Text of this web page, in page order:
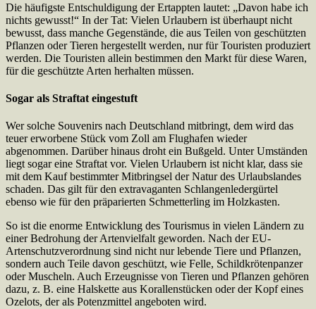
Die häufigste Entschuldigung der Ertappten lautet: „Davon habe ich
nichts gewusst!“ In der Tat: Vielen Urlaubern ist überhaupt nicht
bewusst, dass manche Gegenstände, die aus Teilen von geschützten
Pflanzen oder Tieren hergestellt werden, nur für Touristen produziert
werden. Die Touristen allein bestimmen den Markt für diese Waren,
für die geschützte Arten herhalten müssen.
Sogar als Straftat eingestuft
Wer solche Souvenirs nach Deutschland mitbringt, dem wird das
teuer erworbene Stück vom Zoll am Flughafen wieder
abgenommen. Darüber hinaus droht ein Bußgeld. Unter Umständen
liegt sogar eine Straftat vor. Vielen Urlaubern ist nicht klar, dass sie
mit dem Kauf bestimmter Mitbringsel der Natur des Urlaubslandes
schaden. Das gilt für den extravaganten Schlangenledergürtel
ebenso wie für den präparierten Schmetterling im Holzkasten.
So ist die enorme Entwicklung des Tourismus in vielen Ländern zu
einer Bedrohung der Artenvielfalt geworden. Nach der EU-
Artenschutzverordnung sind nicht nur lebende Tiere und Pflanzen,
sondern auch Teile davon geschützt, wie Felle, Schildkrötenpanzer
oder Muscheln. Auch Erzeugnisse von Tieren und Pflanzen gehören
dazu, z. B. eine Halskette aus Korallenstücken oder der Kopf eines
Ozelots, der als Potenzmittel angeboten wird.